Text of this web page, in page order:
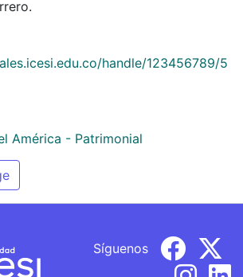
handle/123456789/5
América - Patrimonial
Síguenos